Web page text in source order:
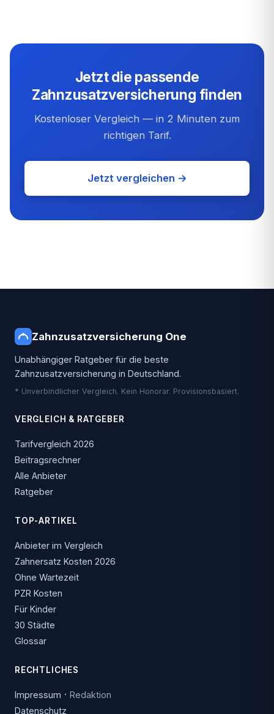
Jetzt die passende
Zahnzusatzversicherung finden
Kostenloser Vergleich — in 2 Minuten zum
richtigen Tarif.
Jetzt vergleichen →
Zahnzusatzversicherung One
Unabhängiger Ratgeber für die beste
Zahnzusatzversicherung in Deutschland.
* Unverbindlicher Vergleich. Kein Honorar. Provisionsbasiert.
VERGLEICH & RATGEBER
Tarifvergleich 2026
Beitragsrechner
Alle Anbieter
Ratgeber
TOP-ARTIKEL
Anbieter im Vergleich
Zahnersatz Kosten 2026
Ohne Wartezeit
PZR Kosten
Für Kinder
30 Städte
Glossar
RECHTLICHES
Impressum · Redaktion
Datenschutz